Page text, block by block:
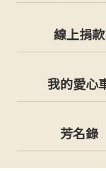
線上捐款
我的愛心
芳名錄